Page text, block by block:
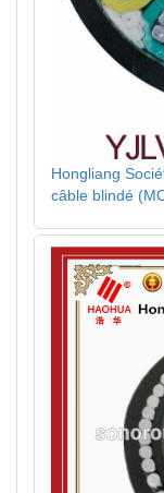
Hongliang
câble blindé